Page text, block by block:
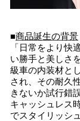
■商品誕生の背景
「日常をより快
い勝手と美しさ
級車の内装材と
され、その耐久
きないか試行錯
キャッシュレス
でスタイリッシ